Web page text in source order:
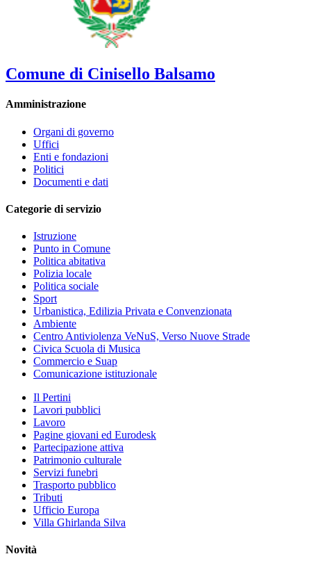
Comune di Cinisello Balsamo
Amministrazione
Organi di governo
Uffici
Enti e fondazioni
Politici
Documenti e dati
Categorie di servizio
Istruzione
Punto in Comune
Politica abitativa
Polizia locale
Politica sociale
Sport
Urbanistica, Edilizia Privata e Convenzionata
Ambiente
Centro Antiviolenza VeNuS, Verso Nuove Strade
Civica Scuola di Musica
Commercio e Suap
Comunicazione istituzionale
Il Pertini
Lavori pubblici
Lavoro
Pagine giovani ed Eurodesk
Partecipazione attiva
Patrimonio culturale
Servizi funebri
Trasporto pubblico
Tributi
Ufficio Europa
Villa Ghirlanda Silva
Novità